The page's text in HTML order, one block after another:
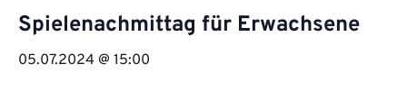
Spielenachmittag für Erwachsene
05.07.2024 @ 15:00